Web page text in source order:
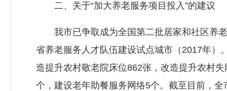
二、关于“加大养老服务项目投入”的建议
我市已争取成为全国第二批居家和社区养老
省养老服务人才队伍建设试点城市（2017年）
造提升农村敬老院床位862张，改造提升农村
个，建设老年助餐服务网络5个。截至目前，